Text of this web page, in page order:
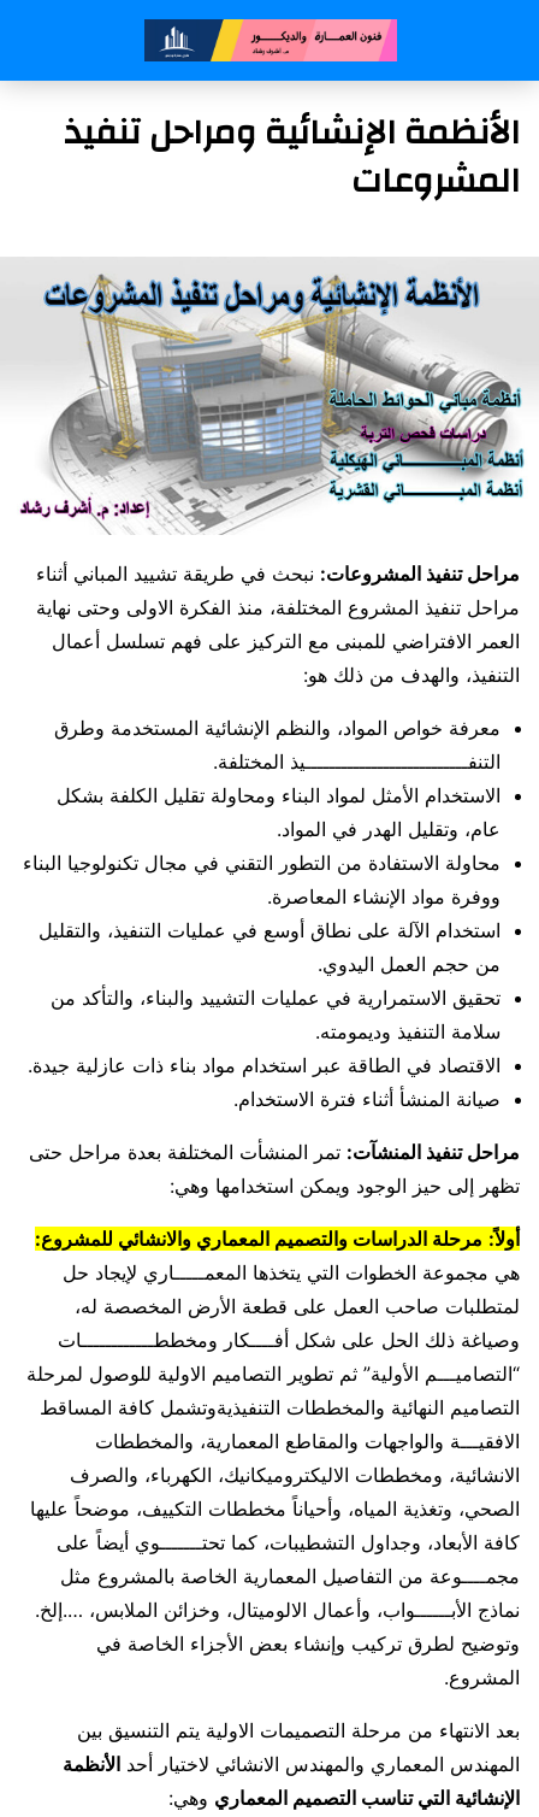
الأنظمة الإنشائية ومراحل تنفيذ
المشروعات
مراحل تنفيذ المشروعات: نبحث في طريقة تشييد المباني أثناء
مراحل تنفيذ المشروع المختلفة، منذ الفكرة الاولى وحتى نهاية
العمر الافتراضي للمبنى مع التركيز على فهم تسلسل أعمال
التنفيذ، والهدف من ذلك هو:
معرفة خواص المواد، والنظم الإنشائية المستخدمة وطرق
التنفـــــــــــــــــــــــــــيذ المختلفة.
الاستخدام الأمثل لمواد البناء ومحاولة تقليل الكلفة بشكل
عام، وتقليل الهدر في المواد.
محاولة الاستفادة من التطور التقني في مجال تكنولوجيا البناء
ووفرة مواد الإنشاء المعاصرة.
استخدام الآلة على نطاق أوسع في عمليات التنفيذ، والتقليل
من حجم العمل اليدوي.
تحقيق الاستمرارية في عمليات التشييد والبناء، والتأكد من
سلامة التنفيذ وديمومته.
الاقتصاد في الطاقة عبر استخدام مواد بناء ذات عازلية جيدة.
صيانة المنشأ أثناء فترة الاستخدام.
مراحل تنفيذ المنشآت: تمر المنشأت المختلفة بعدة مراحل حتى
تظهر إلى حيز الوجود ويمكن استخدامها وهي:
أولاً: مرحلة الدراسات والتصميم المعماري والانشائي للمشروع:
هي مجموعة الخطوات التي يتخذها المعمـــــاري لإيجاد حل
لمتطلبات صاحب العمل على قطعة الأرض المخصصة له،
وصياغة ذلك الحل على شكل أفــــكار ومخططــــــــــــات
“التصاميـــم الأولية” ثم تطوير التصاميم الاولية للوصول لمرحلة
التصاميم النهائية والمخططات التنفيذيةوتشمل كافة المساقط
الافقيـــة والواجهات والمقاطع المعمارية، والمخططات
الانشائية، ومخططات الاليكتروميكانيك، الكهرباء، والصرف
الصحي، وتغذية المياه، وأحياناً مخططات التكييف، موضحاً عليها
كافة الأبعاد، وجداول التشطيبات، كما تحتـــــــوي أيضاً على
مجمــــوعة من التفاصيل المعمارية الخاصة بالمشروع مثل
نماذج الأبــــــواب، وأعمال الالوميتال، وخزائن الملابس، ….إلخ.
وتوضيح لطرق تركيب وإنشاء بعض الأجزاء الخاصة في
المشروع.
بعد الانتهاء من مرحلة التصميمات الاولية يتم التنسيق بين
المهندس المعماري والمهندس الانشائي لاختيار أحد الأنظمة
الإنشائية التي تناسب التصميم المعماري وهي: